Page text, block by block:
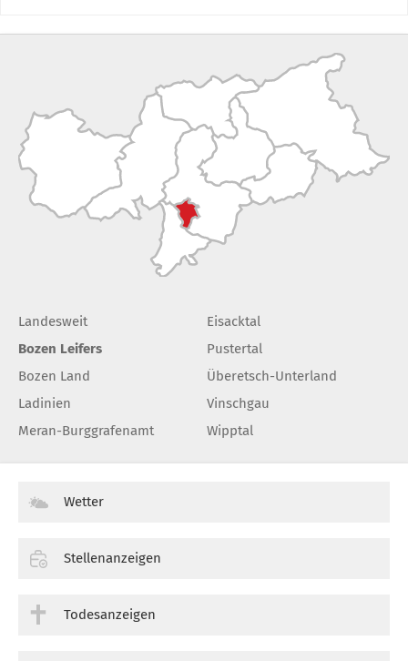
Landesweit
Bozen Leifers
Bozen Land
Ladinien
Meran-Burggrafenamt
Eisacktal
Pustertal
Überetsch-Unterland
Vinschgau
Wipptal
Wetter
Stellenanzeigen
Todesanzeigen